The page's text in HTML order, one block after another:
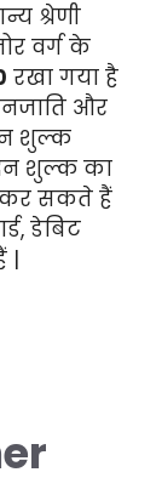
श्रेणी
वर्ग के
रखा गया है
और
शुल्क
शुल्क का
सकते हैं
डेबिट
|